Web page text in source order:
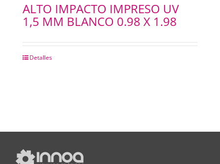
ALTO IMPACTO IMPRESO UV
1,5 MM BLANCO 0.98 X 1.98
Detalles